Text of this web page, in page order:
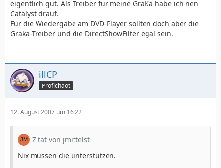
eigentlich gut. Als Treiber für meine GraKa habe ich nen
Catalyst drauf.
Für die Wiedergabe am DVD-Player sollten doch aber die
Graka-Treiber und die DirectShowFilter egal sein.
illCP
Profichaot
12. August 2007 um 16:22
Zitat von jmittelst
Nix müssen die unterstützen.